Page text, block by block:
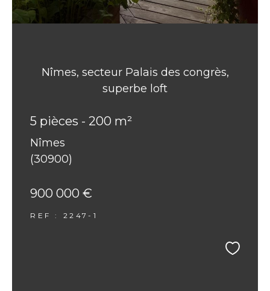
Nîmes, secteur Palais des congrès,
superbe loft
5 pièces - 200 m²
Nîmes
(30900)
900 000 €
REF : 2247-1